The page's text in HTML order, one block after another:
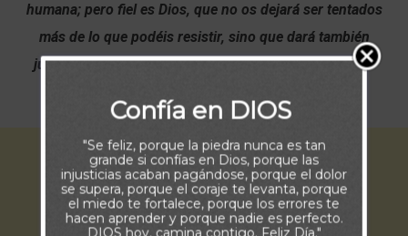
humana; pero fiel es Dios, que no os dejará ser tentados
más de lo que podéis resistir, sino que dará también
juntamente con la tentación la salida, para que podáis
Confía en DIOS
"Se feliz, porque la piedra nunca es tan
grande si confías en Dios, porque las
injusticias acaban pagándose, porque el dolor
se supera, porque el coraje te levanta, porque
el miedo te fortalece, porque los errores te
hacen aprender y porque nadie es perfecto.